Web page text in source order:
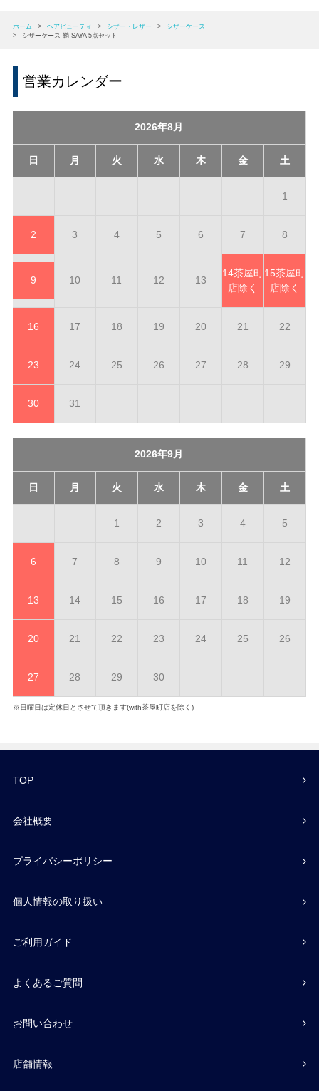
ホーム > ヘアビューティ > シザー・レザー >
シザーケース
>
シザーケース 鞘 SAYA 5点セット
営業カレンダー
2026年8月
日 月 火 水 木 金 土
1
2 3 4 5 6 7 8
9 10 11 12 13
14茶屋町
店除く
15茶屋町
店除く
16 17 18 19 20 21 22
23 24 25 26 27 28 29
30 31
2026年9月
日 月 火 水 木 金 土
1 2 3 4 5
6 7 8 9 10 11 12
13 14 15 16 17 18 19
20 21 22 23 24 25 26
27 28 29 30
※日曜日は定休日とさせて頂きます(with茶屋町店を除く)
TOP
会社概要
プライバシーポリシー
個人情報の取り扱い
ご利用ガイド
よくあるご質問
お問い合わせ
店舗情報